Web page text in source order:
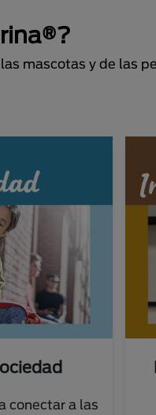
mascotas y de las
conectar a las